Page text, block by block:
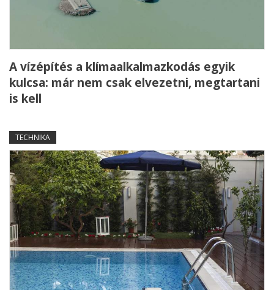
A vízépítés a klímaalkalmazkodás egyik
kulcsa: már nem csak elvezetni, megtartani
is kell
TECHNIKA